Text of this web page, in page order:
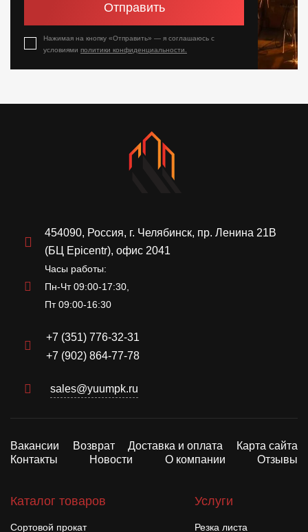
Отправить
Нажимая на кнопку «Отправить» — я соглашаюсь с
условиями политики конфиденциальности.
454090, Россия, г. Челябинск, пр. Ленина 21В
(БЦ Epicentr), офис 2041
Часы работы:
Пн-Чт 09:00-17:30,
Пт 09:00-16:30
+7 (351) 776-32-31
+7 (902) 864-77-78
sales@yuumpk.ru
Вакансии Возврат Доставка и оплата
Карта сайта
Контакты
Новости О компании Отзывы
Каталог товаров
Сортовой прокат
Услуги
Резка листа